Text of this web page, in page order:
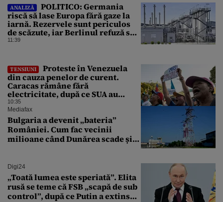
ANALIZĂ
POLITICO: Germania
riscă să lase Europa fără gaze la
iarnă. Rezervele sunt periculos
de scăzute, iar Berlinul refuză să
intervină
11:39
TENSIUNI
Proteste în Venezuela
din cauza penelor de curent.
Caracas rămâne fără
electricitate, după ce SUA au
promis modernizarea rețelei
10:35
Mediafax
Bulgaria a devenit „bateria”
României. Cum fac vecinii
milioane când Dunărea scade și
Digi24
„Toată lumea este speriată”. Elita
rusă se teme că FSB „scapă de sub
control”, după ce Putin a extins